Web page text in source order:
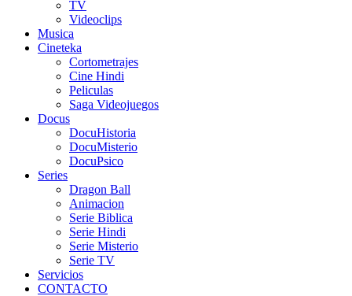
TV
Videoclips
Musica
Cineteka
Cortometrajes
Cine Hindi
Peliculas
Saga Videojuegos
Docus
DocuHistoria
DocuMisterio
DocuPsico
Series
Dragon Ball
Animacion
Serie Biblica
Serie Hindi
Serie Misterio
Serie TV
Servicios
CONTACTO